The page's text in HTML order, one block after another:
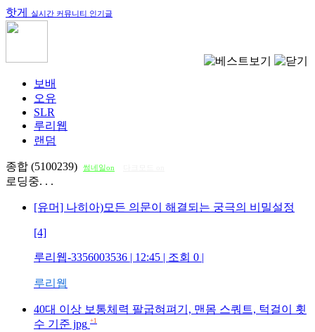
핫게 실시간 커뮤니티 인기글
보배
오유
SLR
루리웹
랜덤
종합 (5100239) 썸네일on
로딩중. . .
[유머] 나히아)모든 의문이 해결되는 궁극의 비밀설정
[4]
루리웹-3356003536 | 12:45 | 조회 0 |
루리웹
40대 이상 보통체력 팔굽혀펴기, 맨몸 스쿼트, 턱걸이 횟
수 기준 jpg +1